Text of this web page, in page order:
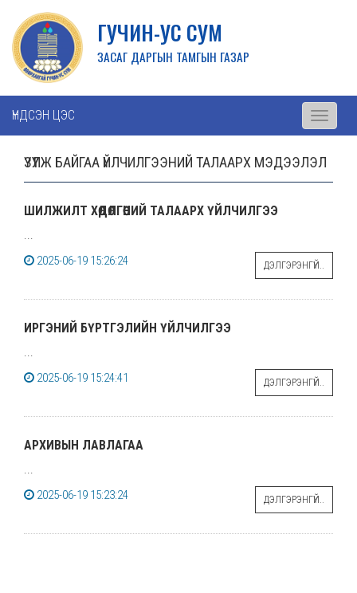
ГУЧИН-УС СУМ
ЗАСАГ ДАРГЫН ТАМГЫН ГАЗАР
ҮНДСЭН ЦЭС
Toggle
ҮЗҮҮЛЖ БАЙГАА ҮЙЛЧИЛГЭЭНИЙ ТАЛААРХ МЭДЭЭЛЭЛ
ШИЛЖИЛТ ХӨДӨЛГӨӨНИЙ ТАЛААРХ ҮЙЛЧИЛГЭЭ
...
2025-06-19 15:26:24
ДЭЛГЭРЭНГҮЙ..
ИРГЭНИЙ БҮРТГЭЛИЙН ҮЙЛЧИЛГЭЭ
...
2025-06-19 15:24:41
ДЭЛГЭРЭНГҮЙ..
АРХИВЫН ЛАВЛАГАА
...
2025-06-19 15:23:24
ДЭЛГЭРЭНГҮЙ..